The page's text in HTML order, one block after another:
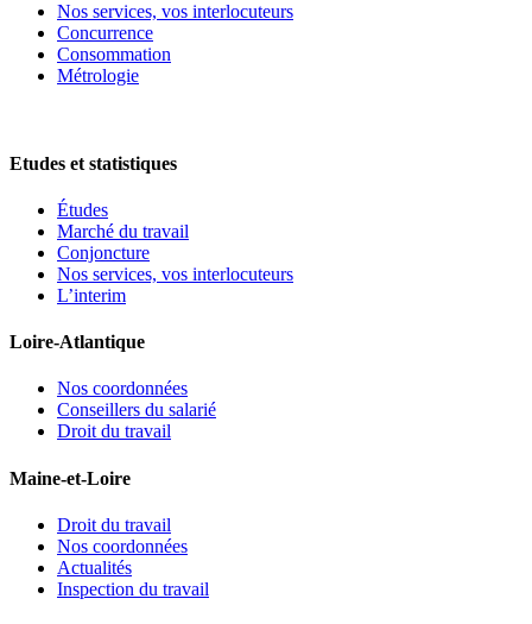
Nos services, vos interlocuteurs
Concurrence
Consommation
Métrologie
Etudes et statistiques
Études
Marché du travail
Conjoncture
Nos services, vos interlocuteurs
L’interim
Loire-Atlantique
Nos coordonnées
Conseillers du salarié
Droit du travail
Maine-et-Loire
Droit du travail
Nos coordonnées
Actualités
Inspection du travail